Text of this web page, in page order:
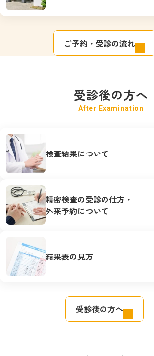
ご予約・受診の流れ
受診後の方へ
検査結果について
精密検査の受診の仕方・
外来予約について
結果表の見方
受診後の方へ